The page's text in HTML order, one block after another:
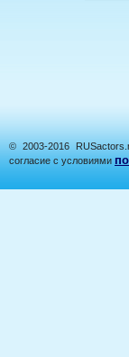
© 2003-2016
согласие с условиями